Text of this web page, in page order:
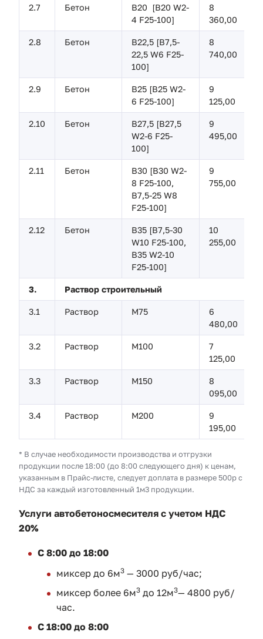
2.7 Бетон
В20 [B20 W2-
4 F25-100]
8
360,00
2.8 Бетон
В22,5 [B7,5-
22,5 W6 F25-
100]
8
740,00
2.9 Бетон
В25 [B25 W2-
6 F25-100]
9
125,00
2.10 Бетон
В27,5 [B27,5
W2-6 F25-
100]
9
495,00
2.11 Бетон
В30 [B30 W2-
8 F25-100,
B7,5-25 W8
F25-100]
9
755,00
2.12 Бетон
В35 [B7,5-30
W10 F25-100,
B35 W2-10
F25-100]
10
255,00
3. Раствор строительный
3.1 Раствор М75
6
480,00
3.2 Раствор М100
7
125,00
3.3 Раствор М150
8
095,00
3.4 Раствор М200
9
195,00
* В случае необходимости производства и отгрузки
продукции после 18:00 (до 8:00 следующего дня) к ценам,
указанным в Прайс-листе, следует доплата в размере 500р с
НДС за каждый изготовленный 1м3 продукции.
Услуги автобетоносмесителя с учетом НДС
20%
С 8:00 до 18:00
миксер до 6м3 — 3000 руб/час;
миксер более 6м3 до 12м3— 4800 руб/
час.
С 18:00 до 8:00